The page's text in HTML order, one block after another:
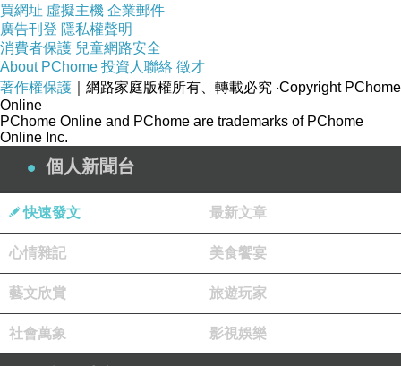
場。收集有關市場規模、成長趨勢、競爭對手和
目標客戶的信息。
SWOT分析：進行SWOT分析，評估你的潛在業
務的優勢、劣勢、機會和威脅。這將幫助你制定
有效的策略。
競爭分析：研究競爭對手，瞭解他們的產品、市
場份額和營銷策略。找出你可以在市場中提供的
獨特價值。
目標客戶：確定你的目標客戶群體，包括他們的
需求、偏好和購買行為。這有助於你量身打造產
品或服務。
如何成立公司：
成功完成局勢分析後，現在是創立公司的時候：
買網址 虛擬主機 企業郵件
廣告刊登 隱私權聲明
消費者保護 兒童網路安全
About PChome 投資人聯絡 徵才
著作權保護 ｜網路家庭版權所有、轉載必究 ‧Copyright PChome
Online
PChome Online and PChome are trademarks of PChome
Online Inc.
個人新聞台
快速發文 最新文章
心情雜記 美食饗宴
藝文欣賞 旅遊玩家
社會萬象 影視娛樂